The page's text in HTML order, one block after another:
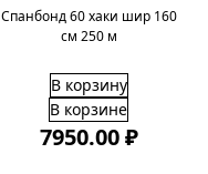
Спанбонд 60 хаки шир 160
cм 250 м
В корзину
В корзине
7950.00 ₽